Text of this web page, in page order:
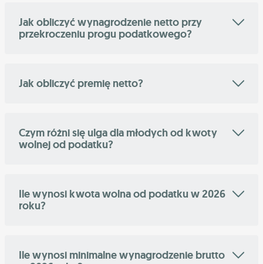
Jak obliczyć wynagrodzenie netto przy
przekroczeniu progu podatkowego?
Jak obliczyć premię netto?
Czym różni się ulga dla młodych od kwoty
wolnej od podatku?
Ile wynosi kwota wolna od podatku w 2026
roku?
Ile wynosi minimalne wynagrodzenie brutto